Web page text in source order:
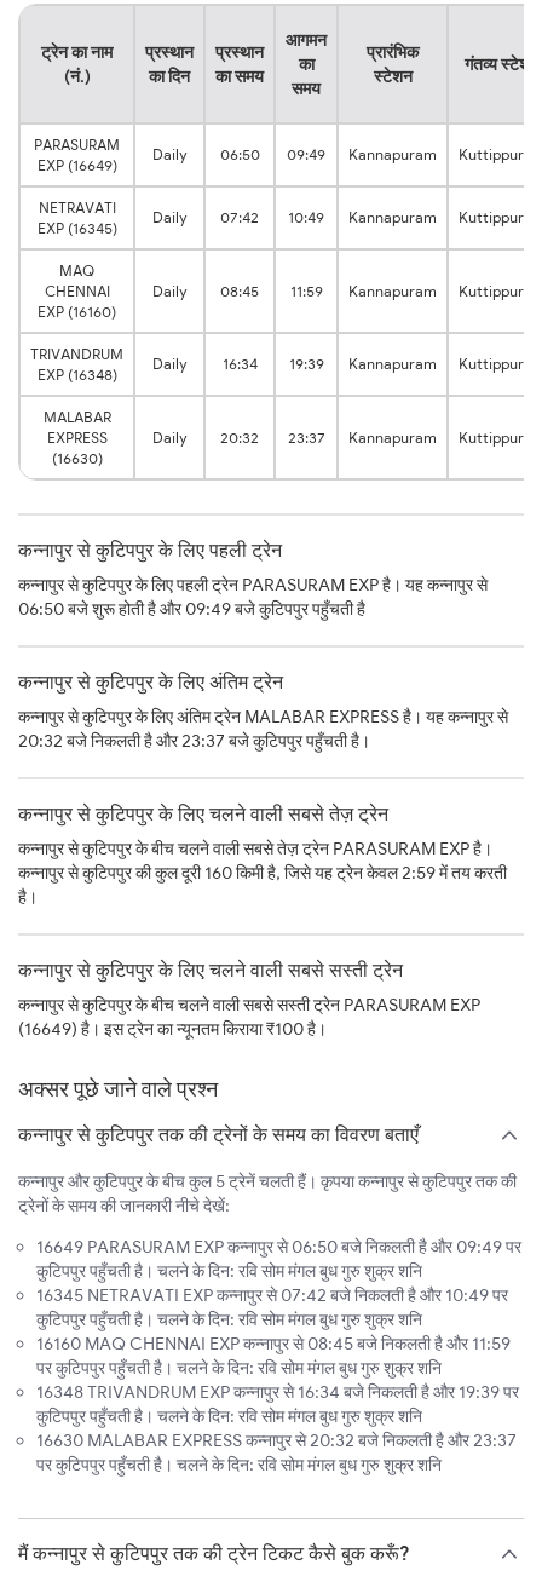
ट्रेन का नाम
(नं.)
प्रस्थान
का दिन
प्रस्थान
का समय
आगमन
का
समय
प्रारंभिक
स्टेशन
गंतव्य स्टेशन
PARASURAM
EXP (16649)
Daily 06:50 09:49 Kannapuram
NETRAVATI
EXP (16345)
Daily 07:42 10:49 Kannapuram
MAQ
CHENNAI
EXP (16160)
Daily 08:45 11:59 Kannapuram
TRIVANDRUM
EXP (16348)
Daily 16:34 19:39 Kannapuram
MALABAR
EXPRESS
(16630)
Daily 20:32 23:37 Kannapuram
कन्नापुर से कुटिपपुर के लिए पहली ट्रेन
कन्नापुर से कुटिपपुर के लिए पहली ट्रेन PARASURAM EXP है। यह कन्नापुर से
06:50 बजे शुरू होती है और 09:49 बजे कुटिपपुर पहुँचती है
कन्नापुर से कुटिपपुर के लिए अंतिम ट्रेन
कन्नापुर से कुटिपपुर के लिए अंतिम ट्रेन MALABAR EXPRESS है। यह कन्नापुर से
20:32 बजे निकलती है और 23:37 बजे कुटिपपुर पहुँचती है।
कन्नापुर से कुटिपपुर के लिए चलने वाली सबसे तेज़ ट्रेन
कन्नापुर से कुटिपपुर के बीच चलने वाली सबसे तेज़ ट्रेन PARASURAM EXP है।
कन्नापुर से कुटिपपुर की कुल दूरी 160 किमी है, जिसे यह ट्रेन केवल 2:59 में तय करती
है।
कन्नापुर से कुटिपपुर के लिए चलने वाली सबसे सस्ती ट्रेन
कन्नापुर से कुटिपपुर के बीच चलने वाली सबसे सस्ती ट्रेन PARASURAM EXP
(16649) है। इस ट्रेन का न्यूनतम किराया ₹100 है।
अक्सर पूछे जाने वाले प्रश्न
कन्नापुर से कुटिपपुर तक की ट्रेनों के समय का विवरण बताएँ
कन्नापुर और कुटिपपुर के बीच कुल 5 ट्रेनें चलती हैं। कृपया कन्नापुर से कुटिपपुर तक की
ट्रेनों के समय की जानकारी नीचे देखें:
16649 PARASURAM EXP कन्नापुर से 06:50 बजे निकलती है और 09:49 पर
कुटिपपुर पहुँचती है। चलने के दिन: रवि सोम मंगल बुध गुरु शुक्र शनि
16345 NETRAVATI EXP कन्नापुर से 07:42 बजे निकलती है और 10:49 पर
कुटिपपुर पहुँचती है। चलने के दिन: रवि सोम मंगल बुध गुरु शुक्र शनि
16160 MAQ CHENNAI EXP कन्नापुर से 08:45 बजे निकलती है और 11:59
पर कुटिपपुर पहुँचती है। चलने के दिन: रवि सोम मंगल बुध गुरु शुक्र शनि
16348 TRIVANDRUM EXP कन्नापुर से 16:34 बजे निकलती है और 19:39 पर
कुटिपपुर पहुँचती है। चलने के दिन: रवि सोम मंगल बुध गुरु शुक्र शनि
16630 MALABAR EXPRESS कन्नापुर से 20:32 बजे निकलती है और 23:37
पर कुटिपपुर पहुँचती है। चलने के दिन: रवि सोम मंगल बुध गुरु शुक्र शनि
मैं कन्नापुर से कुटिपपुर तक की ट्रेन टिकट कैसे बुक करूँ?